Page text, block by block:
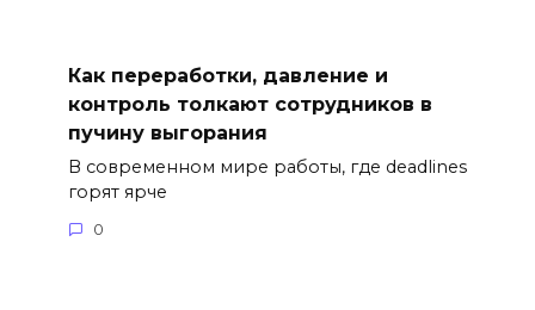
Как переработки, давление и
контроль толкают сотрудников в
пучину выгорания
В современном мире работы, где deadlines
горят ярче
0